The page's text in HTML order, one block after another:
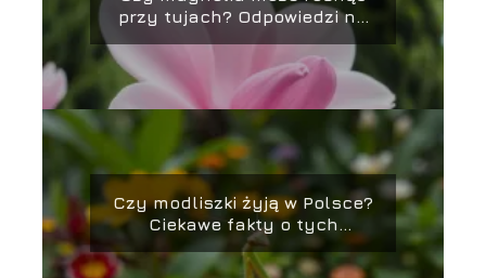
przy tujach? Odpowiedzi na
Czy modliszki żyją w Polsce?
Ciekawe fakty o tych
owadach